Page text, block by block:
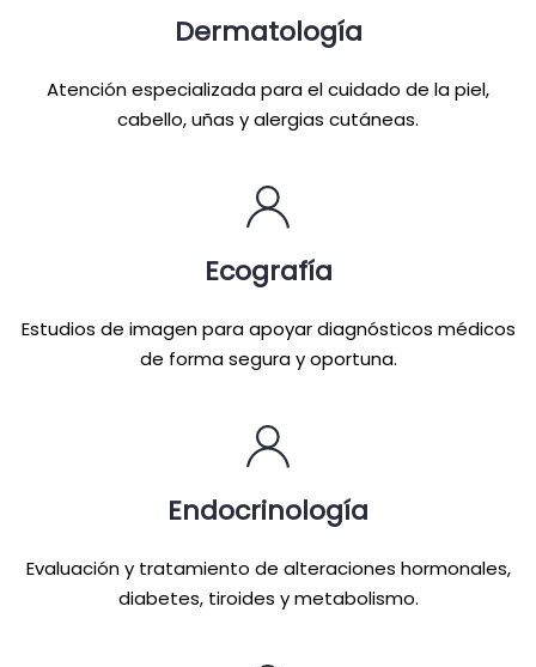
Dermatología
Atención especializada para el cuidado de la piel,
cabello, uñas y alergias cutáneas.
Ecografía
Estudios de imagen para apoyar diagnósticos médicos
de forma segura y oportuna.
Endocrinología
Evaluación y tratamiento de alteraciones hormonales,
diabetes, tiroides y metabolismo.